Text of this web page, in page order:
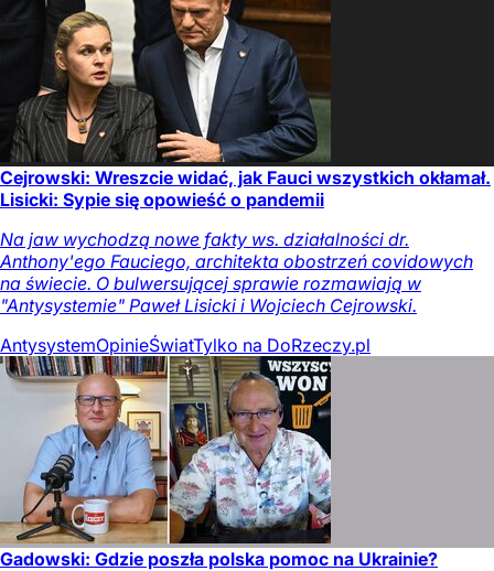
Cejrowski: Wreszcie widać, jak Fauci wszystkich okłamał.
Lisicki: Sypie się opowieść o pandemii
Na jaw wychodzą nowe fakty ws. działalności dr.
Anthony'ego Fauciego, architekta obostrzeń covidowych
na świecie. O bulwersującej sprawie rozmawiają w
"Antysystemie" Paweł Lisicki i Wojciech Cejrowski.
AntysystemOpinieŚwiatTylko na DoRzeczy.pl
Gadowski: Gdzie poszła polska pomoc na Ukrainie?